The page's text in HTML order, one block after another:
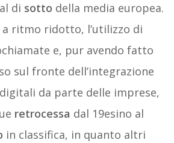
di sotto della media europea.
a ritmo ridotto, l’utilizzo di
e, pur avendo fatto
sul fronte dell’integrazione
da parte delle imprese,
retrocessa dal 19esino al
in classifica, in quanto altri